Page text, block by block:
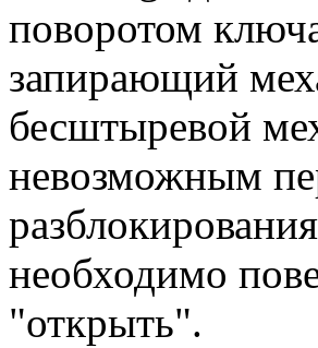
поворотом
запирающий
бесштыревой
невозможным
необходимо
"открыть".